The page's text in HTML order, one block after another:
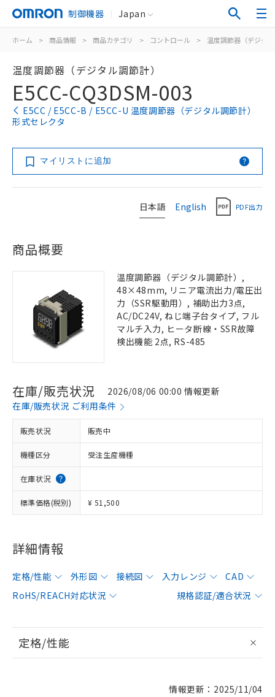
制御機器 Japan
ホーム > 商品情報 > 商品カテゴリ > コントロール > 温度調節器（デジタ
温度調節器（デジタル調節計）
E5CC-CQ3DSM-003
E5CC / E5CC-B / E5CC-U 温度調節器（デジタル調節計）
形式セレクタ
マイリストに追加
日本語 English PDF出力
商品概要
温度調節器（デジタル調節計）,
48×48mm, リニア電流出力/電圧出
力（SSR駆動用）, 補助出力3点,
AC/DC24V, ねじ端子台タイプ, フル
マルチ入力, ヒータ断線・SSR故障
検出機能 2点, RS-485
在庫/販売状況
2026/08/06 00:00 情報更新
在庫/販売状況 ご利用条件
販売状況 販売中
機種区分 受注生産機種
在庫状況
標準価格(税別) ¥ 51,500
詳細情報
定格/性能 外形図 接続図 入力レンジ
CAD
RoHS/REACH対応状況
規格認証/適合状況
定格/性能
情報更新：2025/11/04